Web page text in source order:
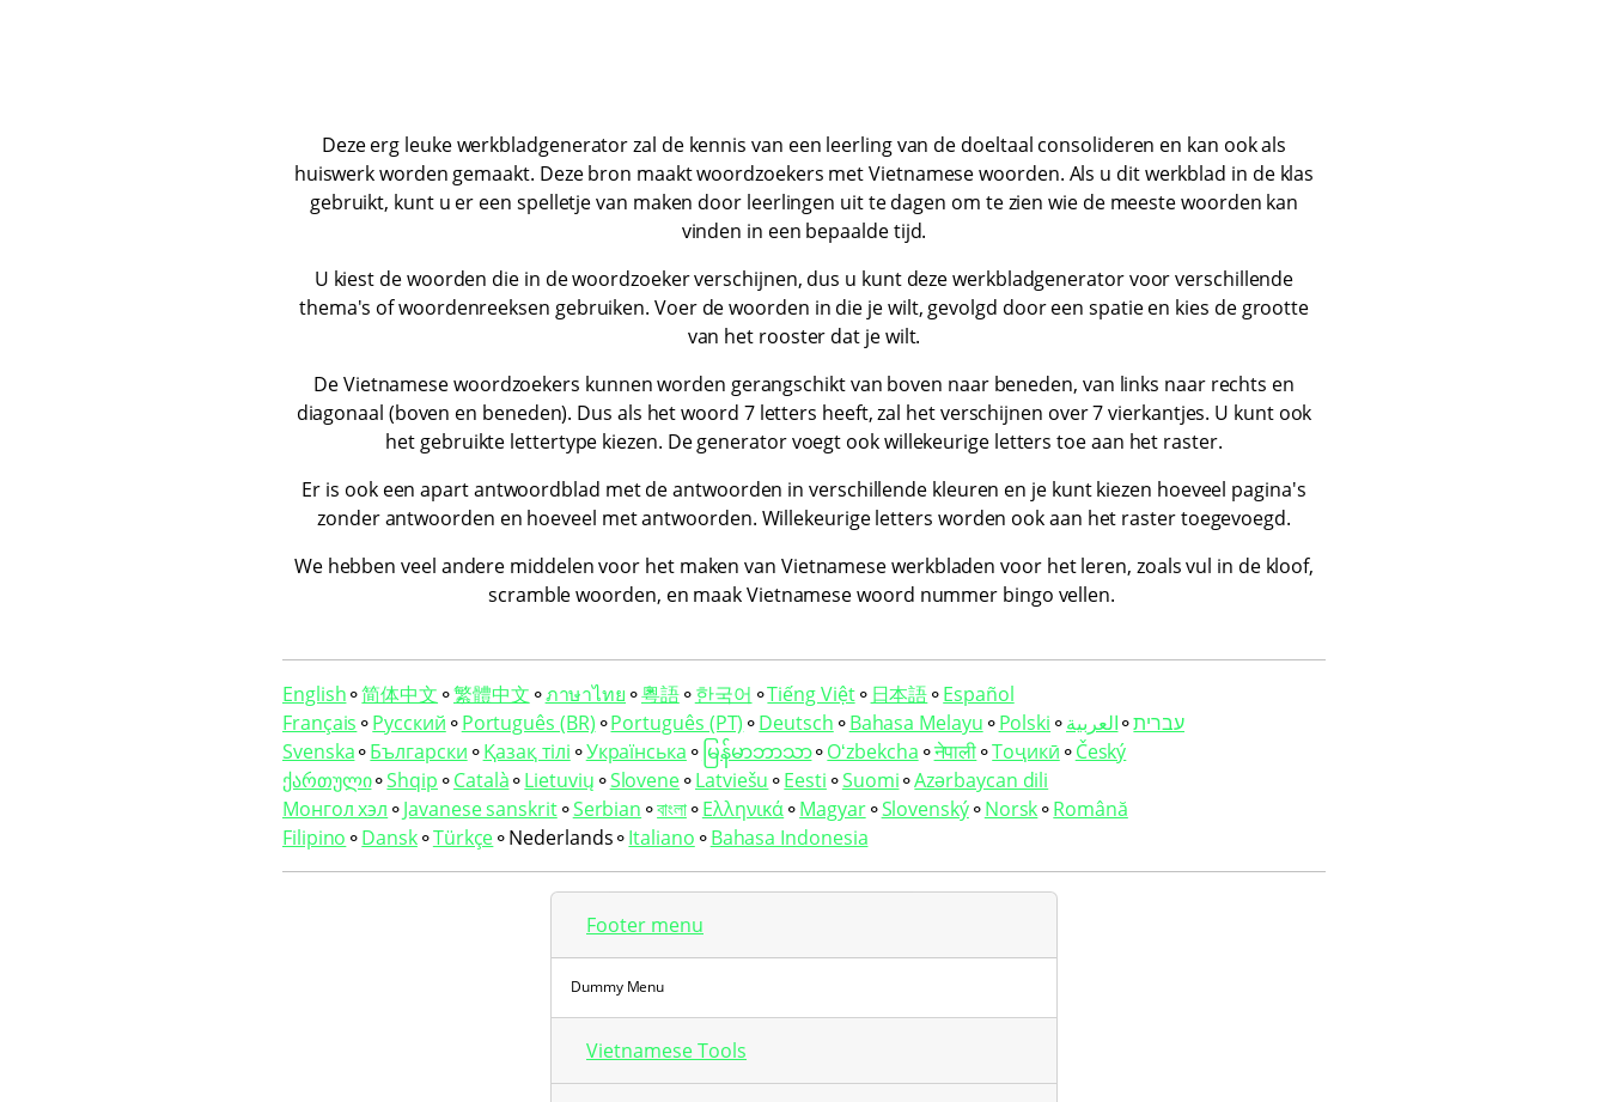
Deze erg leuke werkbladgenerator zal de kennis van een leerling van de doeltaal consolideren en kan ook als
huiswerk worden gemaakt. Deze bron maakt woordzoekers met Vietnamese woorden. Als u dit werkblad in de klas
gebruikt, kunt u er een spelletje van maken door leerlingen uit te dagen om te zien wie de meeste woorden kan
vinden in een bepaalde tijd.
U kiest de woorden die in de woordzoeker verschijnen, dus u kunt deze werkbladgenerator voor verschillende
thema's of woordenreeksen gebruiken. Voer de woorden in die je wilt, gevolgd door een spatie en kies de grootte
van het rooster dat je wilt.
De Vietnamese woordzoekers kunnen worden gerangschikt van boven naar beneden, van links naar rechts en
diagonaal (boven en beneden). Dus als het woord 7 letters heeft, zal het verschijnen over 7 vierkantjes. U kunt ook
het gebruikte lettertype kiezen. De generator voegt ook willekeurige letters toe aan het raster.
Er is ook een apart antwoordblad met de antwoorden in verschillende kleuren en je kunt kiezen hoeveel pagina's
zonder antwoorden en hoeveel met antwoorden. Willekeurige letters worden ook aan het raster toegevoegd.
We hebben veel andere middelen voor het maken van Vietnamese werkbladen voor het leren, zoals vul in de kloof,
scramble woorden, en maak Vietnamese woord nummer bingo vellen.
English⚬简体中文 ⚬繁體中文 ⚬ภาษาไทย ⚬粵語⚬한국어 ⚬Tiếng Việt⚬ 日本語⚬Español
Français ⚬Русский ⚬Português (BR) ⚬Português (PT) ⚬Deutsch ⚬Bahasa Melayu ⚬Polski ⚬العربية‏⚬עברית‏
Svenska⚬Български ⚬Қазақ тілі ⚬Українська ⚬ မြန်မာဘာသာ⚬Oʻzbekcha ⚬नेपाली⚬Тоҷикӣ ⚬Český
ქართული⚬Shqip ⚬Català⚬Lietuvių ⚬Slovene⚬Latviešu ⚬Eesti ⚬Suomi⚬Azərbaycan dili
Монгол хэл ⚬Javanese sanskrit⚬Serbian ⚬বাংলা⚬Ελληνικά⚬Magyar⚬Slovenský⚬Norsk⚬Română
Filipino ⚬Dansk⚬Türkçe⚬Nederlands⚬Italiano ⚬Bahasa Indonesia
Footer menu
Dummy Menu
Vietnamese Tools